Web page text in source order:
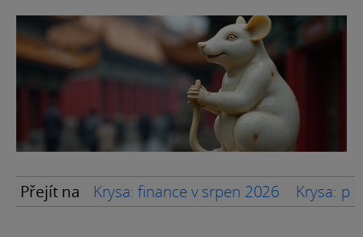
Přejít na Krysa: finance v srpen 2026 Krysa: